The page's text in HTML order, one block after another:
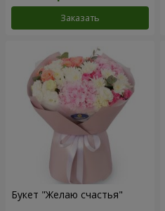
Заказать
Букет "Желаю счастья"